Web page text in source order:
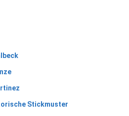
Stickmuster